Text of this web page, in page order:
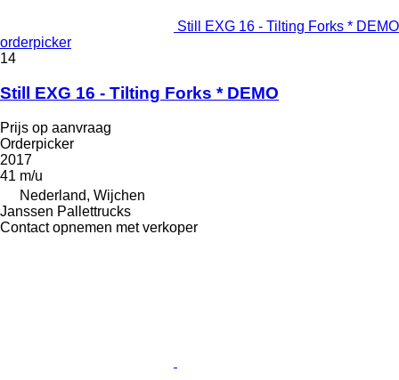
Still EXG 16 - Tilting Forks * DEMO
orderpicker
14
Still EXG 16 - Tilting Forks * DEMO
Prijs op aanvraag
Orderpicker
2017
41 m/u
Nederland, Wijchen
Janssen Pallettrucks
Contact opnemen met verkoper